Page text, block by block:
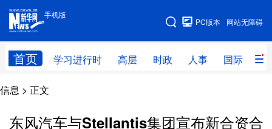
手机版
网站无障碍
PC版本
首页 学习进行时 高层 时政 人事 国际 财
手机版
网站地图
学习进行时
国际 财经 网评 港澳
信息 > 正文
东风汽车与Stellantis集团宣布新合资合